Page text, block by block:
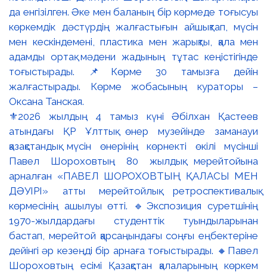
⚜️2026 жылдың 4 тамыз күні Әбілхан Қастеев
атындағы ҚР Ұлттық өнер музейінде заманауи
қазақстандық мүсін өнерінің көрнекті өкілі мүсінші
Павел Шороховтың 80 жылдық мерейтойына
арналған «ПАВЕЛ ШОРОХОВТЫҢ ҚАЛАСЫ МЕН
ДӘУІРІ» атты мерейтойлық ретроспективалық
көрмесінің ашылуы өтті. 🔹Экспозиция суретшінің
1970-жылдардағы студенттік туындыларынан
бастап, мерейтой қарсаңындағы соңғы еңбектеріне
дейінгі әр кезеңді бір арнаға тоғыстырады. 🔸Павел
Шороховтың есімі Қазақстан қалаларының көркем